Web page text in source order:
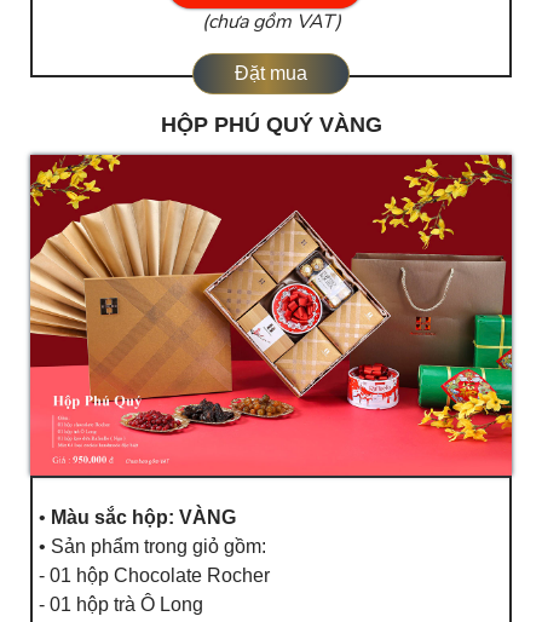
(chưa gồm VAT)
Đặt mua
HỘP PHÚ QUÝ VÀNG
• Màu sắc hộp: VÀNG
• Sản phẩm trong giỏ gồm:
- 01 hộp Chocolate Rocher
- 01 hộp trà Ô Long